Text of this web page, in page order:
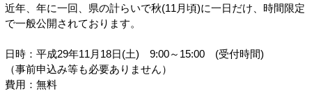
近年、年に一回、県の計らいで秋(11月頃)に一日だけ、時間限定
で一般公開されております。
日時：平成29年11月18日(土) 9:00～15:00 (受付時間)
（事前申込み等も必要ありません）
費用：無料